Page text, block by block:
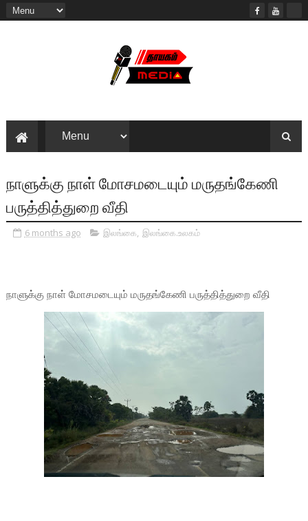
நாளுக்கு நாள் மோசமடையும் மருதங்கேணி
பருத்தித்துறை வீதி
6 months ago இலங்கை, இலங்கை.உலகம்
நாளுக்கு நாள் மோசமடையும் மருதங்கேணி பருத்தித்துறை வீதி